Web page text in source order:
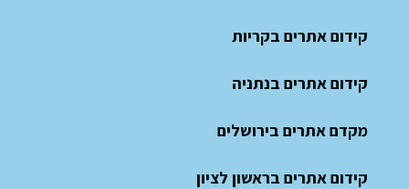
קידום אתרים בקריות
קידום אתרים בנתניה
מקדם אתרים בירושלים
קידום אתרים בראשון לציון